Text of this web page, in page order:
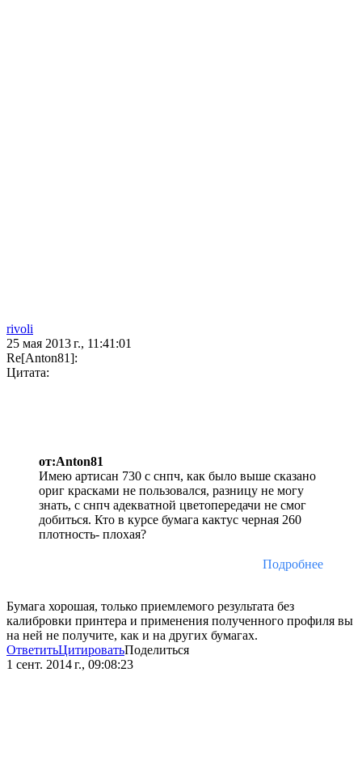
rivoli
25 мая 2013 г., 11:41:01
Re[Anton81]:
Цитата:
от:Anton81
Имею артисан 730 с снпч, как было выше сказано
ориг красками не пользовался, разницу не могу
знать, с снпч адекватной цветопередачи не смог
добиться. Кто в курсе бумага кактус черная 260
плотность- плохая?
Подробнее
Бумага хорошая, только приемлемого результата без
калибровки принтера и применения полученного профиля вы
на ней не получите, как и на других бумагах.
ОтветитьЦитироватьПоделиться
1 сент. 2014 г., 09:08:23